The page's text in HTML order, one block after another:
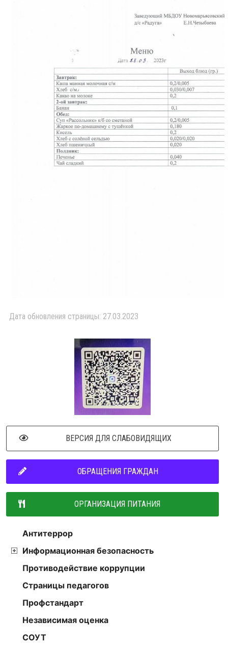
Дата обновления страницы: 27.03.2023
ВЕРСИЯ ДЛЯ СЛАБОВИДЯЩИХ
ОБРАЩЕНИЯ ГРАЖДАН
ОРГАНИЗАЦИЯ ПИТАНИЯ
Антитеррор
Информационная безопасность
Противодействие коррупции
Страницы педагогов
Профстандарт
Независимая оценка
СОУТ